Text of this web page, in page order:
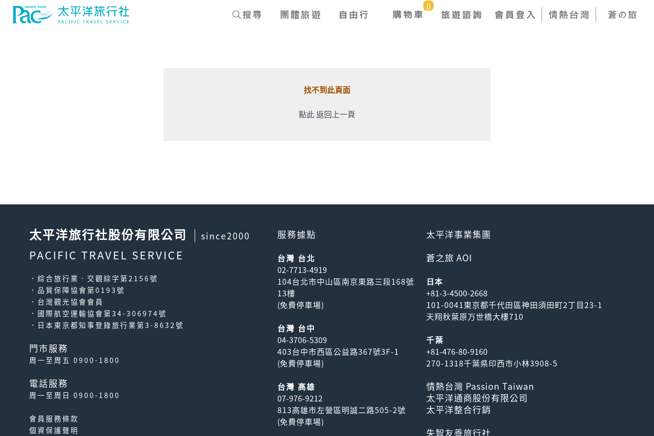
0
找不到此頁面
點此返回上一頁
太平洋旅行社股份有限公司 since2000
PACIFIC TRAVEL SERVICE
．綜合旅行業‧交觀綜字第2156號
．品質保障協會第0193號
．台灣觀光協會會員
．國際航空運輸協會第34-306974號
．日本東京都知事登錄旅行業第3-8632號
門市服務
周一至周五 0900-1800
電話服務
周一至周日 0900-1800
會員服務條款
個資保護聲明
服務據點
台灣 台北
02-7713-4919
104台北市中山區南京東路三段168號
13樓
(免費停車場)
台灣 台中
04-3706-5309
403台中市西區公益路367號3F-1
(免費停車場)
台灣 高雄
07-976-9212
813高雄市左營區明誠二路505-2號
(免費停車場)
太平洋事業集團
蒼之旅 AOI
日本
+81-3-4500-2668
101-0041東京都千代田區神田須田町2丁目23-1
天翔秋葉原万世橋大樓710
千葉
+81-476-80-9160
270-1318千葉県印西市小林3908-5
情熱台灣 Passion Taiwan
太平洋通商股份有限公司
太平洋整合行銷
失智友善旅行社